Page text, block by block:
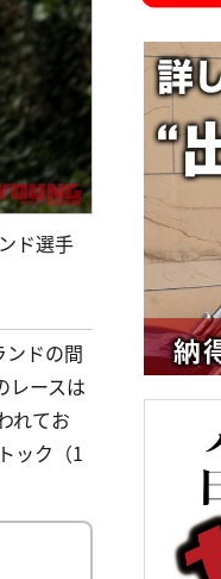
ド選手
ンドの間
レースは
れてお
ック（1